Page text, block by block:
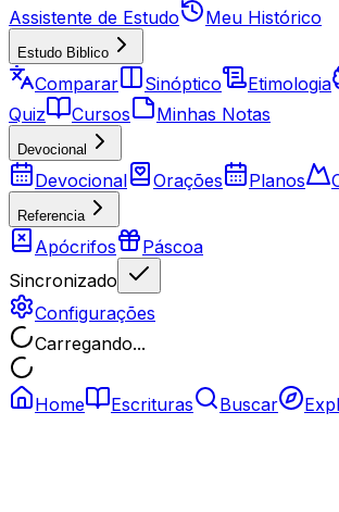
Assistente de Estudo
Meu Histórico
Estudo Biblico
Comparar Sinóptico Etimologia
Quiz
Cursos Minhas Notas
Devocional
Devocional Orações Planos
Referencia
Apócrifos
Páscoa
Sincronizado
Configurações
Carregando...
Home Escrituras Buscar